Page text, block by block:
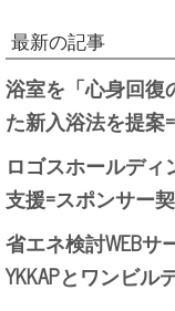
最新の記事
浴室を「心身回復
た新入浴法を提案
ロゴスホールデ
支援=スポンサー
省エネ検討WEBサ
YKKAPとワンビル